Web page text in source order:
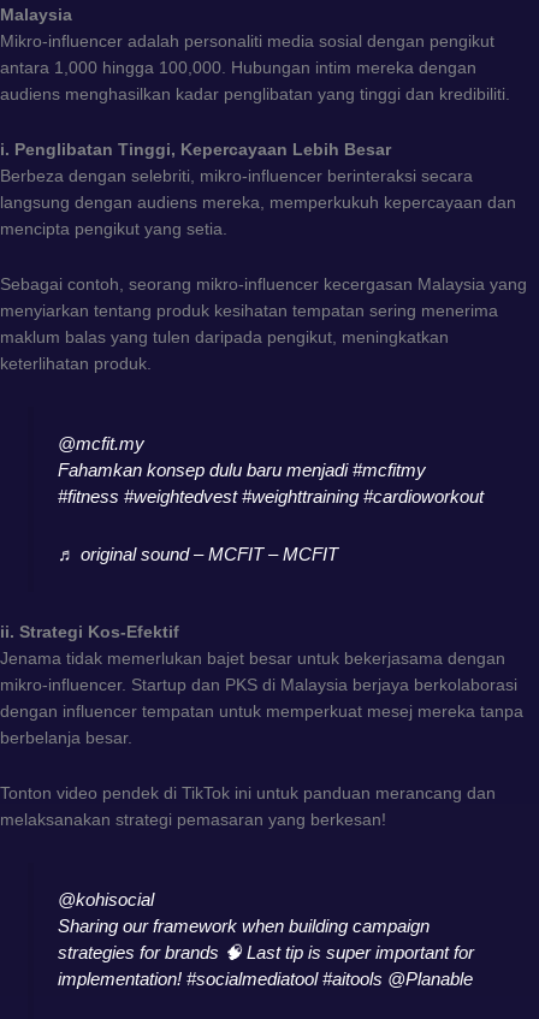
Malaysia
Mikro-influencer adalah personaliti media sosial dengan pengikut
antara 1,000 hingga 100,000. Hubungan intim mereka dengan
audiens menghasilkan kadar penglibatan yang tinggi dan kredibiliti.
i. Penglibatan Tinggi, Kepercayaan Lebih Besar
Berbeza dengan selebriti, mikro-influencer berinteraksi secara
langsung dengan audiens mereka, memperkukuh kepercayaan dan
mencipta pengikut yang setia.
Sebagai contoh, seorang mikro-influencer kecergasan Malaysia yang
menyiarkan tentang produk kesihatan tempatan sering menerima
maklum balas yang tulen daripada pengikut, meningkatkan
keterlihatan produk.
@mcfit.my
Fahamkan konsep dulu baru menjadi#mcfitmy
#fitness #weightedvest #weighttraining #cardioworkout
♬ original sound – MCFIT – MCFIT
ii. Strategi Kos-Efektif
Jenama tidak memerlukan bajet besar untuk bekerjasama dengan
mikro-influencer. Startup dan PKS di Malaysia berjaya berkolaborasi
dengan influencer tempatan untuk memperkuat mesej mereka tanpa
berbelanja besar.
Tonton video pendek di TikTok ini untuk panduan merancang dan
melaksanakan strategi pemasaran yang berkesan!
@kohisocial
Sharing our framework when building campaign
strategies for brands 🧠 Last tip is super important for
implementation! #socialmediatool #aitools @Planable